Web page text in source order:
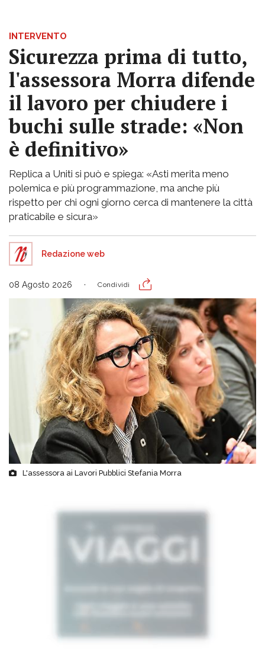
INTERVENTO
Sicurezza prima di tutto,
l'assessora Morra difende
il lavoro per chiudere i
buchi sulle strade: «Non
è definitivo»
Replica a Uniti si può e spiega: «Asti merita meno
polemica e più programmazione, ma anche più
rispetto per chi ogni giorno cerca di mantenere la città
praticabile e sicura»
Redazione web
08 Agosto 2026 Condividi
L'assessora ai Lavori Pubblici Stefania Morra